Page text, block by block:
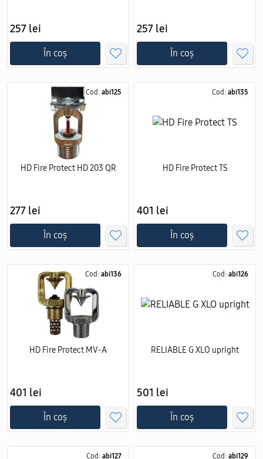
257 lei
În coș
257 lei
În coș
Cod: abi125
HD Fire Protect HD 203 QR
277 lei
În coș
Cod: abi135
HD Fire Protect TS
401 lei
În coș
Cod: abi136
HD Fire Protect MV-A
401 lei
În coș
Cod: abi126
RELIABLE G XLO upright
501 lei
În coș
Cod: abi127 Cod: abi129